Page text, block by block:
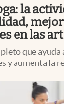
la
en las
que ayuda
y aumenta la